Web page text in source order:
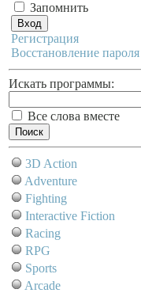
Запомнить
Регистрация
Восстановление пароля
Искать программы:
Все слова вместе
3D Action
Adventure
Fighting
Interactive Fiction
Racing
RPG
Sports
Arcade